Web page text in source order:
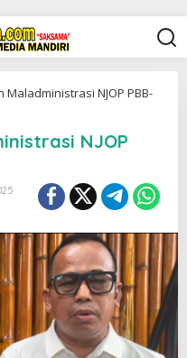
Maladministrasi NJOP PBB-
NJOP